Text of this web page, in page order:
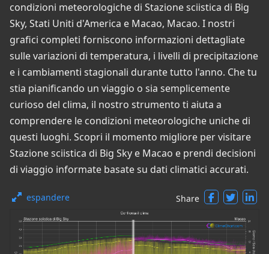
condizioni meteorologiche di Stazione sciistica di Big
Sky, Stati Uniti d'America e Macao, Macao. I nostri
grafici completi forniscono informazioni dettagliate
sulle variazioni di temperatura, i livelli di precipitazione
e i cambiamenti stagionali durante tutto l'anno. Che tu
stia pianificando un viaggio o sia semplicemente
curioso del clima, il nostro strumento ti aiuta a
comprendere le condizioni meteorologiche uniche di
questi luoghi. Scopri il momento migliore per visitare
Stazione sciistica di Big Sky e Macao e prendi decisioni
di viaggio informate basate su dati climatici accurati.
espandere Share